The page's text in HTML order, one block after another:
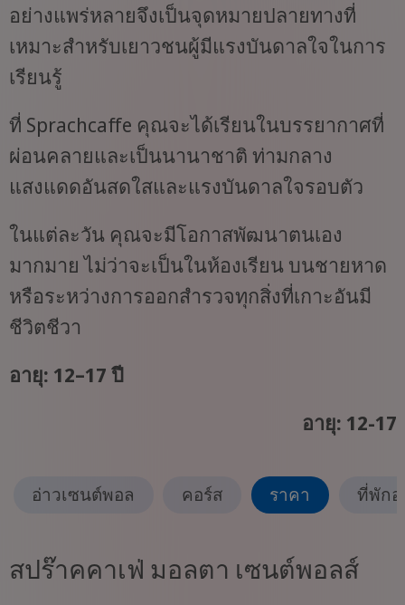
อย่างแพร่หลายจึงเป็นจุดหมายปลายทางที่
เหมาะสำหรับเยาวชนผู้มีแรงบันดาลใจในการ
เรียนรู้
ที่ Sprachcaffe คุณจะได้เรียนในบรรยากาศที่
ผ่อนคลายและเป็นนานาชาติ ท่ามกลาง
แสงแดดอันสดใสและแรงบันดาลใจรอบตัว
ในแต่ละวัน คุณจะมีโอกาสพัฒนาตนเอง
มากมาย ไม่ว่าจะเป็นในห้องเรียน บนชายหาด
หรือระหว่างการออกสำรวจทุกสิ่งที่เกาะอันมี
ชีวิตชีวา
อายุ: 12–17 ปี
อายุ: 12-17
อ่าวเซนต์พอล คอร์ส ราคา ที่พักอ
สปร๊าคคาเฟ่ มอลตา เซนต์พอลส์